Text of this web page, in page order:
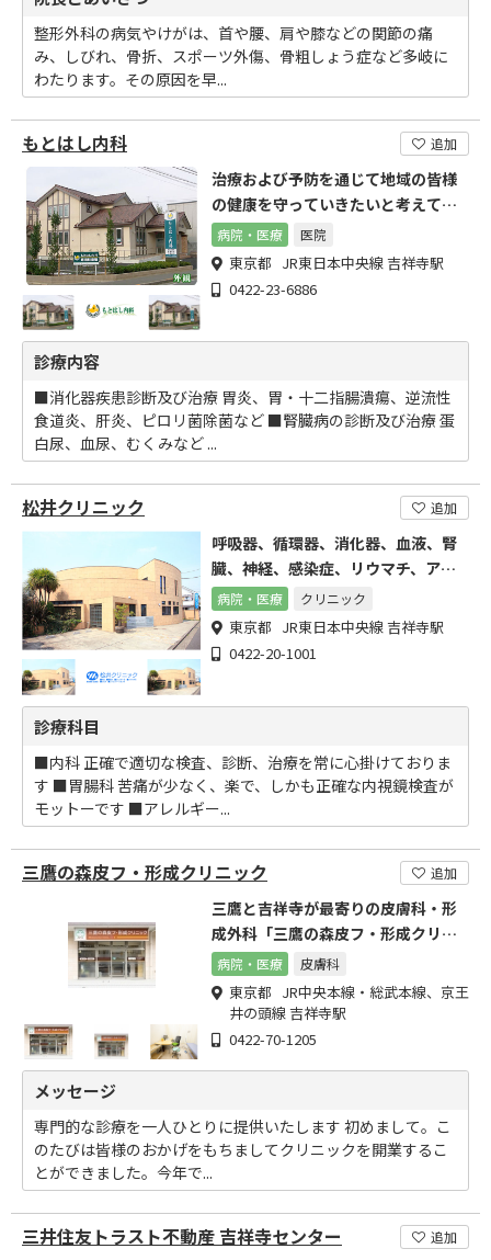
整形外科の病気やけがは、首や腰、肩や膝などの関節の痛
み、しびれ、骨折、スポーツ外傷、骨粗しょう症など多岐に
わたります。その原因を早...
もとはし内科 追加
治療および予防を通じて地域の皆様
の健康を守っていきたいと考えてい
ます
病院・医療 医院
東京都 JR東日本中央線 吉祥寺駅
0422-23-6886
診療内容
■消化器疾患診断及び治療 胃炎、胃・十二指腸潰瘍、逆流性
食道炎、肝炎、ピロリ菌除菌など ■腎臓病の診断及び治療 蛋
白尿、血尿、むくみなど ...
松井クリニック 追加
呼吸器、循環器、消化器、血液、腎
臓、神経、感染症、リウマチ、アレ
ルギーなどのあらゆる疾患を診療し
ている町医者
病院・医療 クリニック
東京都 JR東日本中央線 吉祥寺駅
0422-20-1001
診療科目
■内科 正確で適切な検査、診断、治療を常に心掛けておりま
す ■胃腸科 苦痛が少なく、楽で、しかも正確な内視鏡検査が
モットーです ■アレルギー...
三鷹の森皮フ・形成クリニック 追加
三鷹と吉祥寺が最寄りの皮膚科・形
成外科「三鷹の森皮フ・形成クリニ
ック」です。
病院・医療 皮膚科
東京都 JR中央本線・総武本線、京王
井の頭線 吉祥寺駅
0422-70-1205
メッセージ
専門的な診療を一人ひとりに提供いたします 初めまして。こ
のたびは皆様のおかげをもちましてクリニックを開業するこ
とができました。今年で...
三井住友トラスト不動産 吉祥寺センター 追加